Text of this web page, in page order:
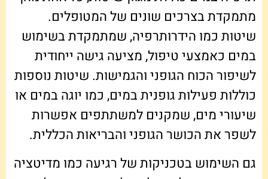
מתמקדת בצרכים שונים של המטופלים.
שיטות כמו הידרותרפיה, שמתמקדת בשימוש
במים כאמצעי טיפול, מציעה גישה ייחודית
לשיפור הכוח הגופני והגמישות. שיטות נוספות
כוללות פעילות גופנית במים, כמו יוגה במים או
שיעורי מים, שמקנים למשתתפים אפשרות
לשפר את הכושר הגופני והבריאות הכללית.
גם השימוש בטכניקות של רגיעה כמו מדיטציה